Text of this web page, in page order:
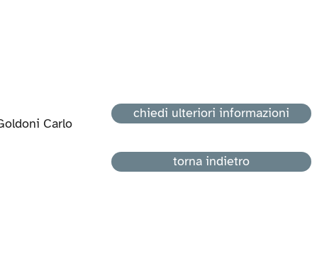
Carlo
chiedi ulteriori informazioni
torna indietro